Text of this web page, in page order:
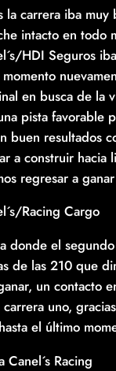
la carrera iba
intacto en todo
HDI Seguros
en busca de la
pista favorable
buen resultados
a construir
regresar a ganar
Racing Cargo
donde el
de las 210 que
un contacto
uno,
el último
Racing